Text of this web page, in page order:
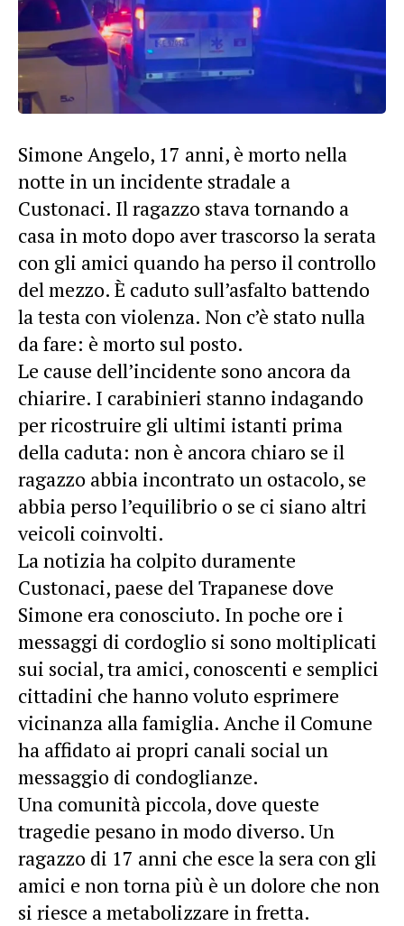
Simone Angelo, 17 anni, è morto nella
notte in un incidente stradale a
Custonaci. Il ragazzo stava tornando a
casa in moto dopo aver trascorso la serata
con gli amici quando ha perso il controllo
del mezzo. È caduto sull’asfalto battendo
la testa con violenza. Non c’è stato nulla
da fare: è morto sul posto.
Le cause dell’incidente sono ancora da
chiarire. I carabinieri stanno indagando
per ricostruire gli ultimi istanti prima
della caduta: non è ancora chiaro se il
ragazzo abbia incontrato un ostacolo, se
abbia perso l’equilibrio o se ci siano altri
veicoli coinvolti.
La notizia ha colpito duramente
Custonaci, paese del Trapanese dove
Simone era conosciuto. In poche ore i
messaggi di cordoglio si sono moltiplicati
sui social, tra amici, conoscenti e semplici
cittadini che hanno voluto esprimere
vicinanza alla famiglia. Anche il Comune
ha affidato ai propri canali social un
messaggio di condoglianze.
Una comunità piccola, dove queste
tragedie pesano in modo diverso. Un
ragazzo di 17 anni che esce la sera con gli
amici e non torna più è un dolore che non
si riesce a metabolizzare in fretta.